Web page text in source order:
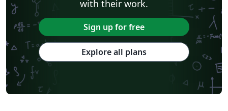
with their work.
Sign up for free
Explore all plans